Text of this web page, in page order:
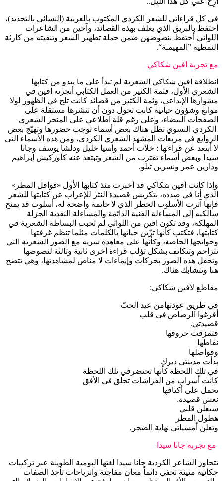
في كل قراءاتي للشعر الكردي المكتوب بالعربية (النسائي بالتحديد)،
أحتفظ بالبريق الذي يغلف بهذه القصائد، وآخين من الشاعرات
اللواتي أحتفظ بنصوصهن ضمن حملة تطهير الشعر وتنقيته من كارثة
النمطية ”المهيمنة“.
مع تجربة افين شكاكي
انطلاقة افين شكاكي الشعرية لم تبدأ على ما يبدو من كتابها
الشعري الأول، فثمة الكثير من العمل الكتابي أنجزته افين في
مشوارها الإبداعي، وثمة الكثير من قصائد كانت تلح في الظهور لولا
موانع وشؤون حياتية كانت تحول دون أن تنشرها مستقلة على
الصفحات البيضاء، وعلى رغم قلة اطلاعي على المنجز الشعري
الكردي النسوي تظل هناك بعض أسماء توجب حضورها وتهيّج بعض
الزوابع في مربعات المشهد الشعري الكردي، ومن هذه الأسماء التي
لا أبتعد عن قراءتها : خلات أحمد وأسيا خليل ودلشا يوسف وجانا
سيدا وبعض أسماء تقترب من الشعر وتبتعد عنه كأوركيش إبراهيم
ودارين عمر ونسرين تيلو.
وإذا كانت أفين شكاكي قد أخبرت منذ كتابها الأول «قوافل المطر»
الذي أنا في صدده، بتكريس قصيدة النثر للإعراب عن كتابتها للشعر
فإنها آثرت الأسلوب الخطر الذي لا خاتمة واضحة له، أسلوب قد يمنح
سالكيه إلى المساءلة الفنية الدائمة والمساءلة النقدية الجزلة
المهلكة، وقد تكون افين من اللواتي لم تحبب البساطة الشعرية في
كتابتها، فتكتب كأنها تزّين حياتها بالكلمات مثلما تنظم غرفتها
وحوائجها الخاصة، وكأنها على معاهدة سرية مع الصور الشعرية التي
تتزاحم وتتكاتف بشكل تؤلب قراءة أخرى ثانية وثالثة لنصوصها
وتحفل هذه الصور بحركات وإيماءات لا مناص لمشاهدتها، وهي تتضح
هنا وتتشابك هناك.
مقاطع لأفين شكاكي:
في طريق عودتها من عيد الحبّ
أفرغوا الرصاص في قلب
قصيدتي.
فتمزقت حروفها
نقاطها
وفواصلها
بدأت مدينتي ديرك
في تلك اللحظة كأنها تحتضر في تلك اللحظة
كانت أسراب من الفراشات تحلق في الأفق
تحمل على أكتافها
نعش قصيدة.
سيعلن قلبي
هطول المطر
وتعلن أمسياتي نهاية الضجر.
مع تجربة جانا سيدا
تتجاوز الشاعر الكردية جانا سيدا لغتها اليومية الطويلة عبر تركيبات
حكائية متينة تخفي دائماً معان مفاجئة وانزياحات تأخذ الصفات